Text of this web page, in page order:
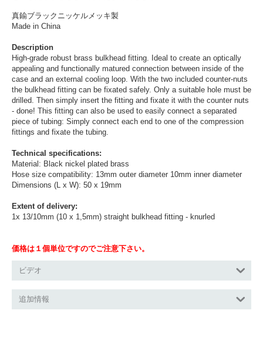
真鍮ブラックニッケルメッキ製
Made in China
Description
High-grade robust brass bulkhead fitting. Ideal to create an optically
appealing and functionally matured connection between inside of the
case and an external cooling loop. With the two included counter-nuts
the bulkhead fitting can be fixated safely. Only a suitable hole must be
drilled. Then simply insert the fitting and fixate it with the counter nuts
- done! This fitting can also be used to easily connect a separated
piece of tubing: Simply connect each end to one of the compression
fittings and fixate the tubing.
Technical specifications:
Material: Black nickel plated brass
Hose size compatibility: 13mm outer diameter 10mm inner diameter
Dimensions (L x W): 50 x 19mm
Extent of delivery:
1x 13/10mm (10 x 1,5mm) straight bulkhead fitting - knurled
価格は１個単位ですのでご注意下さい。
ビデオ
追加情報